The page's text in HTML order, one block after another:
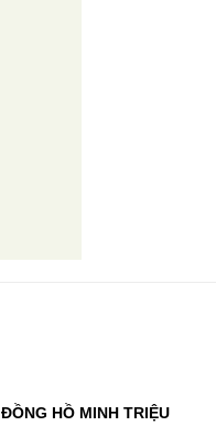
ĐỒNG HỒ MINH TRIỆU